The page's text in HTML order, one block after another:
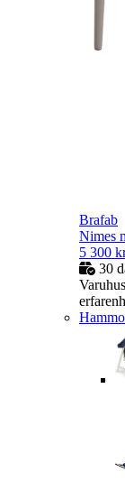
Brafab
Nimes
5 300
30